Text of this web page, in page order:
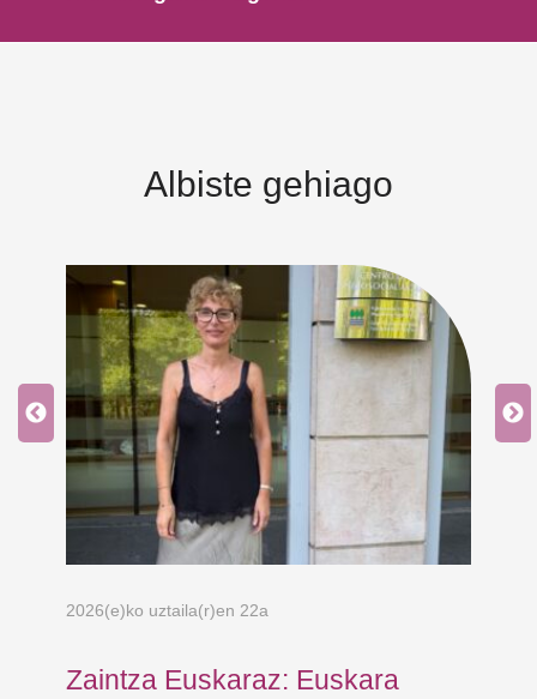
Albiste gehiago
2026(e)ko uztaila(r)en 22a
Zaintza Euskaraz: Euskara